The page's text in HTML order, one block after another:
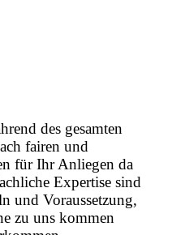
des gesamten
fairen und
für Ihr Anliegen da
Expertise sind
und Voraussetzung,
zu uns kommen